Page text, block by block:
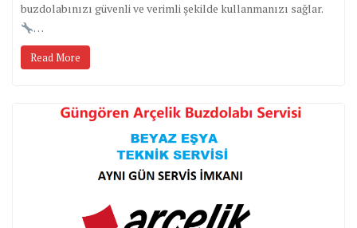
buzdolabınızı güvenli ve verimli şekilde kullanmanızı sağlar.
…
Read More